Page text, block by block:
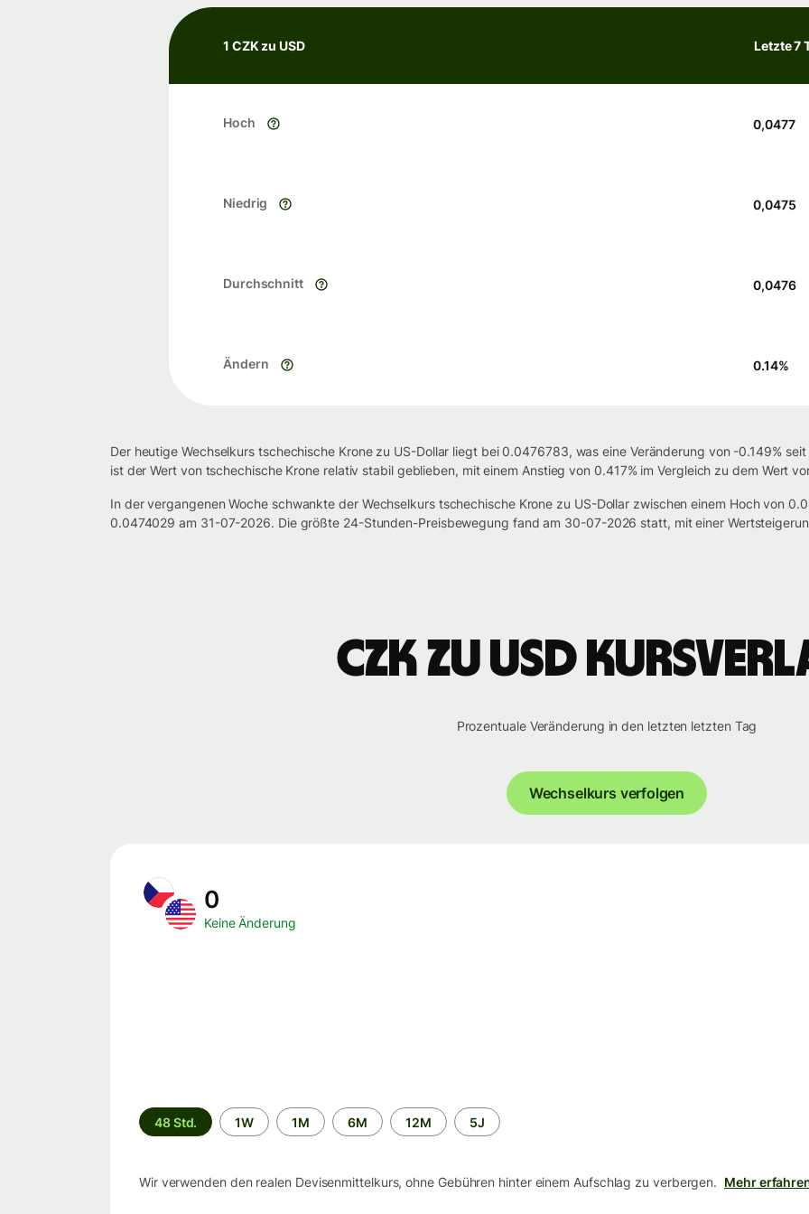
1 CZK zu USD Letzte 7
Hoch 0,0477
Niedrig 0,0475
Durchschnitt 0,0476
Ändern 0.14%
Der heutige Wechselkurs tschechische Krone zu US-Dollar liegt bei 0.0476783, was eine Veränderung von -0.149%
ist der Wert von tschechische Krone relativ stabil geblieben, mit einem Anstieg von 0.417% im Vergleich zu dem Wert
In der vergangenen Woche schwankte der Wechselkurs tschechische Krone zu US-Dollar zwischen einem Hoch von
0.0474029 am 31-07-2026. Die größte 24-Stunden-Preisbewegung fand am 30-07-2026 statt, mit einer
CZK zu USD
Prozentuale Veränderung in den letzten letzten Tag
Wechselkurs verfolgen
0
Keine Änderung
Zeitraum
48 Std. 1W 1M 6M 12M 5J
Wir verwenden den realen Devisenmittelkurs, ohne Gebühren hinter einem Aufschlag zu verbergen. Mehr